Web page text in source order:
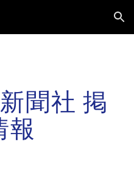
Skip to navigation
聞社 掲
報